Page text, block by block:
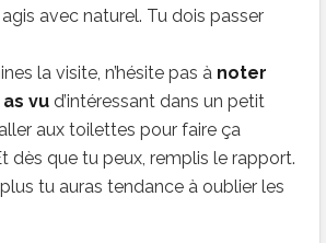
avec naturel. Tu dois passer
la visite, n’hésite pas à noter
vu d’intéressant dans un petit
aux toilettes pour faire ça
dès que tu peux, remplis le rapport.
tu auras tendance à oublier les